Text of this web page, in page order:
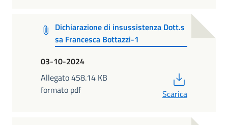
Dichiarazione di insussistenza Dott.s
sa Francesca Bottazzi-1
03-10-2024
Allegato 458.14 KB
formato pdf
Scarica